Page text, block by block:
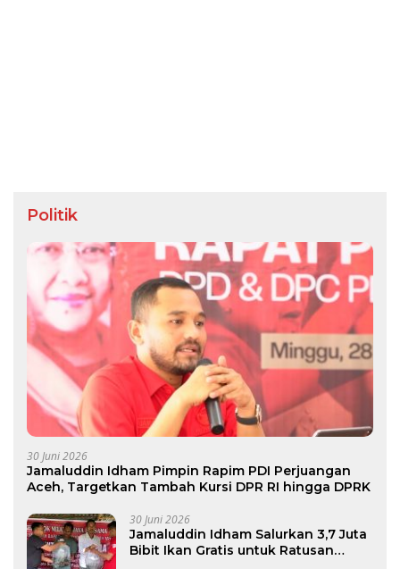
Politik
30 Juni 2026
Jamaluddin Idham Pimpin Rapim PDI Perjuangan
Aceh, Targetkan Tambah Kursi DPR RI hingga DPRK
30 Juni 2026
Jamaluddin Idham Salurkan 3,7 Juta
Bibit Ikan Gratis untuk Ratusan